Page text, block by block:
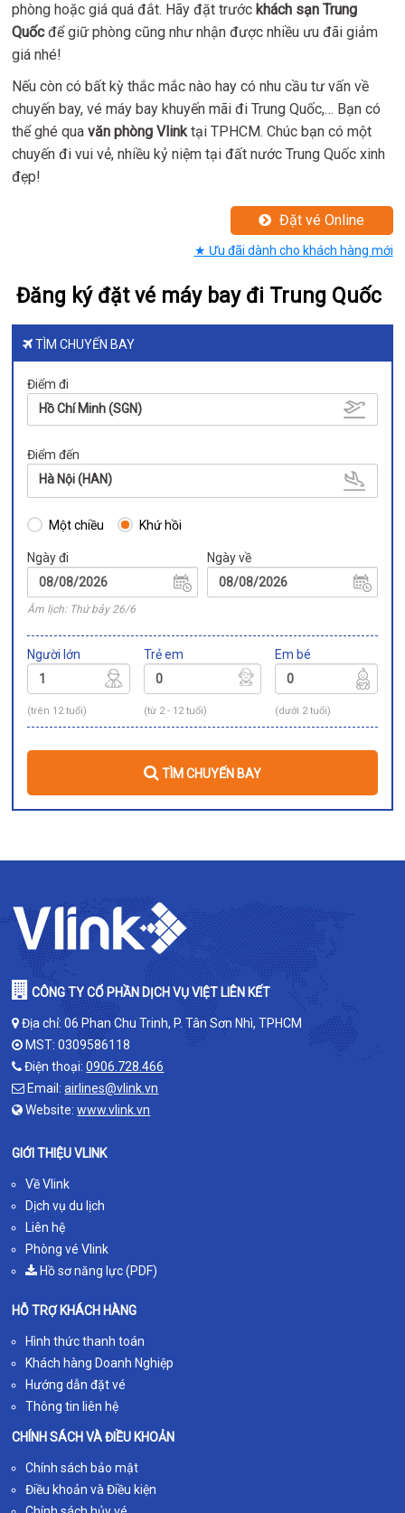
phòng hoặc giá quá đắt. Hãy đặt trước khách sạn Trung
Quốcđể giữ phòng cũng như nhận được nhiều ưu đãi giảm
giá nhé!
Nếu còn có bất kỳ thắc mắc nào hay có nhu cầu tư vấn về
chuyến bay, vé máy bay khuyến mãi đi Trung Quốc,… Bạn có
thể ghé quavăn phòng Vlinktại TPHCM. Chúc bạn có một
chuyến đi vui vẻ, nhiều kỷ niệm tại đất nước Trung Quốc xinh
đẹp!
Đặt vé Online
★ Ưu đãi dành cho khách hàng mới
Đăng ký đặt vé máy bay đi Trung Quốc
TÌM CHUYẾN BAY
Điểm đi
Hồ Chí Minh (SGN)
Điểm đến
Hà Nội (HAN)
Một chiều Khứ hồi
Ngày đi
Âm lịch: Thứ bảy 26/6
Ngày về
Người lớn
(trên 12 tuổi)
Trẻ em
(từ 2 - 12 tuổi)
Em bé
(dưới 2 tuổi)
TÌM CHUYẾN BAY
CÔNG TY CỔ PHẦN DỊCH VỤ VIỆT LIÊN KẾT
Địa chỉ: 06 Phan Chu Trinh, P. Tân Sơn Nhì, TPHCM
MST: 0309586118
Điện thoại:0906.728.466
Email:airlines@vlink.vn
Website:www.vlink.vn
GIỚI THIỆU VLINK
Về Vlink
Dịch vụ du lịch
Liên hệ
Phòng vé Vlink
Hồ sơ năng lực (PDF)
HỖ TRỢ KHÁCH HÀNG
Hình thức thanh toán
Khách hàng Doanh Nghiệp
Hướng dẫn đặt vé
Thông tin liên hệ
CHÍNH SÁCH VÀ ĐIỀU KHOẢN
Chính sách bảo mật
Điều khoản và Điều kiện